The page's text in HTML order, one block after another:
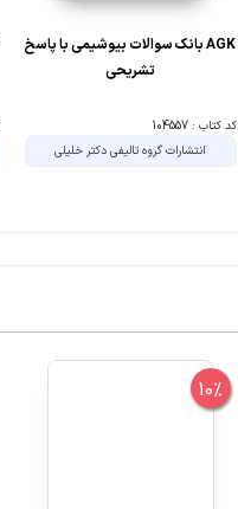
AGK بانک سوالات بیوشیمی با پاسخ
تشریحی
کد کتاب : 104557
انتشارات گروه تالیفی دکتر خلیلی
10%